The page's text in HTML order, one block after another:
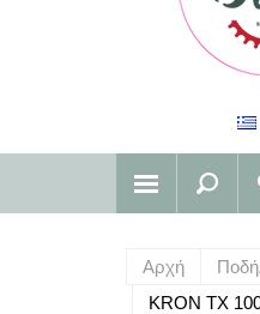
Αρχή
KRON TX